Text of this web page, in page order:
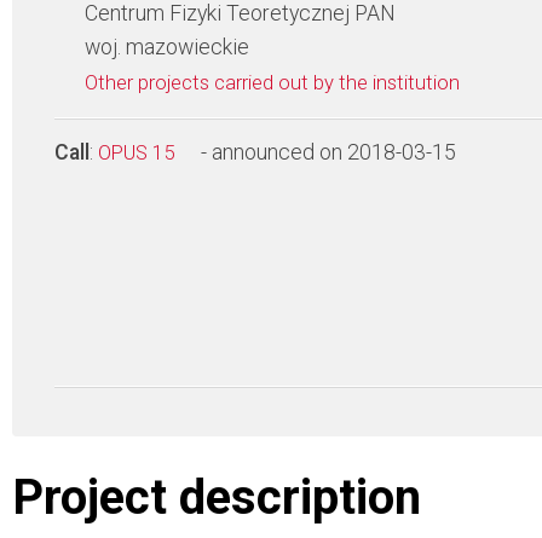
Centrum Fizyki Teoretycznej PAN
woj. mazowieckie
Other projects carried out by the institution
Call : OPUS 15 - announced on 2018-03-15
Project description